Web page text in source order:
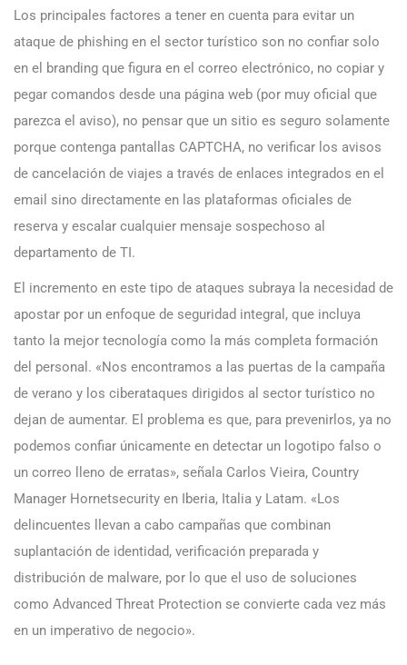
Los principales factores a tener en cuenta para evitar un
ataque de phishing en el sector turístico son no confiar solo
en el branding que figura en el correo electrónico, no copiar y
pegar comandos desde una página web (por muy oficial que
parezca el aviso), no pensar que un sitio es seguro solamente
porque contenga pantallas CAPTCHA, no verificar los avisos
de cancelación de viajes a través de enlaces integrados en el
email sino directamente en las plataformas oficiales de
reserva y escalar cualquier mensaje sospechoso al
departamento de TI.
El incremento en este tipo de ataques subraya la necesidad de
apostar por un enfoque de seguridad integral, que incluya
tanto la mejor tecnología como la más completa formación
del personal. «Nos encontramos a las puertas de la campaña
de verano y los ciberataques dirigidos al sector turístico no
dejan de aumentar. El problema es que, para prevenirlos, ya no
podemos confiar únicamente en detectar un logotipo falso o
un correo lleno de erratas», señala Carlos Vieira, Country
Manager Hornetsecurity en Iberia, Italia y Latam. «Los
delincuentes llevan a cabo campañas que combinan
suplantación de identidad, verificación preparada y
distribución de malware, por lo que el uso de soluciones
como Advanced Threat Protection se convierte cada vez más
en un imperativo de negocio».